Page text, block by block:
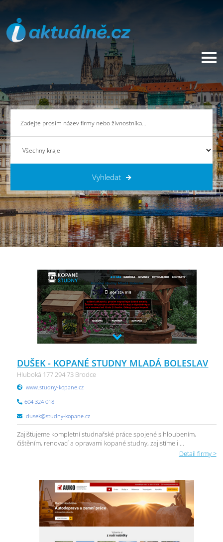
Vyhledat
DUŠEK - KOPANÉ STUDNY MLADÁ BOLESLAV
Hluboká 177 294 73 Brodce
www.studny-kopane.cz
604 324 018
dusek@studny-kopane.cz
Zajišťujeme kompletní studnařské práce spojené s hloubením,
čištěním, renovací a opravami kopané studny, zajistíme i ...
Detail firmy >